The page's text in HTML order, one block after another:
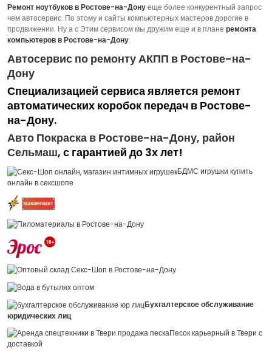
Ремонт ноутбуковв Ростове-на-Донуеще более конкурентный запрос
чем автосервис. По этому и сайты компьютерных мастеров дорогие в
продвижении. Ну а с Этим сервисом мы дружим еще и в плане ремонта
компьютеровв Ростове-на-Дону.
Автосервис по ремонту АКПП в Ростове-на-
Дону
Специализацией сервиса является ремонт
автоматических коробок передач в Ростове-
на-Дону.
Авто Покраска в Ростове-на-Дону, район
Сельмаш, с гарантией до 3х лет!
БДМС игрушки купить
онлайн в сексшопе
Бухгалтерское обслуживание
юридических лиц
Песок карьерный в Твери с
доставкой